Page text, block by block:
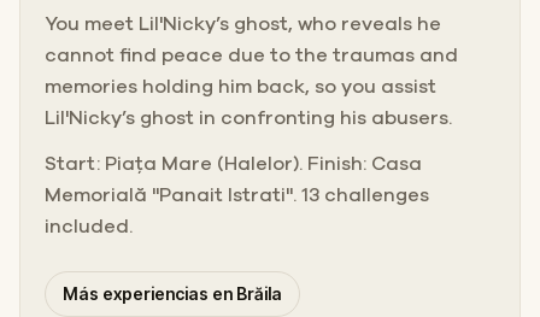
You meet Lil'Nicky’s ghost, who reveals he
cannot find peace due to the traumas and
memories holding him back, so you assist
Lil'Nicky’s ghost in confronting his abusers.
Start: Piața Mare (Halelor). Finish: Casa
Memorială "Panait Istrati". 13 challenges
included.
Más experiencias en Brăila